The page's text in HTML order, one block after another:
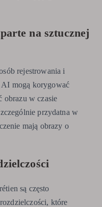
na sztucznej
rejestrowania i
mogą korygować
obrazu w czasie
przydatna w
mają obrazy o
są często
które